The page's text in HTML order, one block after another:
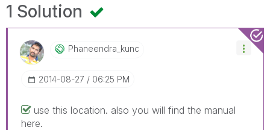
1 Solution
Phaneendra_kunc
‎2014-08-27 06:25 PM
use this location. also you will find the manual
here.